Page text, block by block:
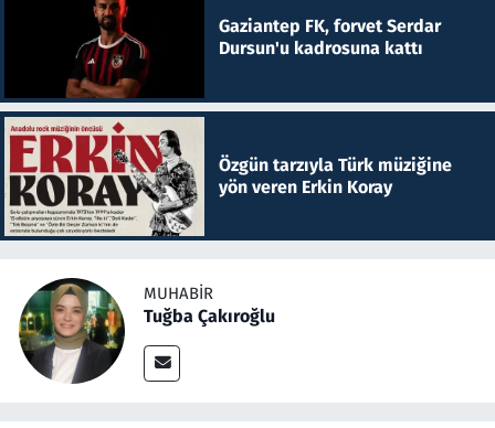
Gaziantep FK, forvet Serdar
Dursun'u kadrosuna kattı
Özgün tarzıyla Türk müziğine
yön veren Erkin Koray
MUHABIR
Tuğba Çakıroğlu